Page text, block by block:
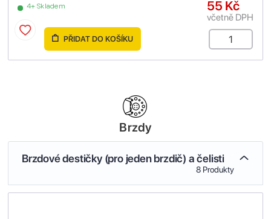
4+ Skladem 55 Kč
včetně DPH
PŘIDAT DO KOŠÍKU
Brzdy
Brzdové destičky (pro jeden brzdič) a čelisti
8 Produkty